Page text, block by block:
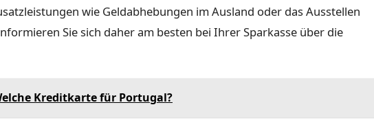
wie Geldabhebungen im Ausland oder das Ausstellen
Sie sich daher am besten bei Ihrer Sparkasse über die
Kreditkarte für Portugal?